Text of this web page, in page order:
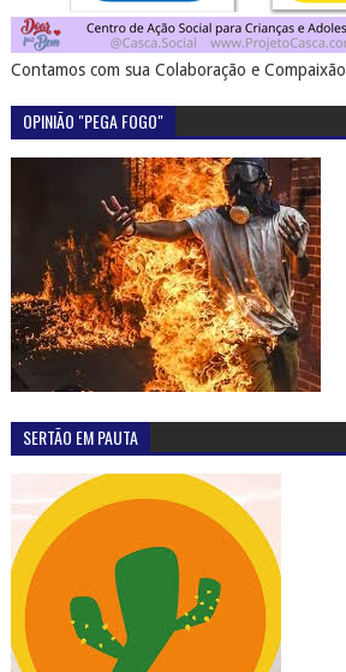
Contamos com sua Colaboração e Compaixão
OPINIÃO "PEGA FOGO"
SERTÃO EM PAUTA